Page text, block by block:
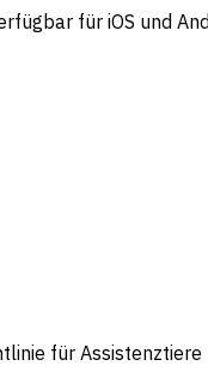
für iOS und
für Assistenztiere